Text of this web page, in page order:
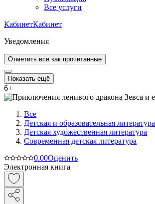
Все услуги
КабинетКабинет
Уведомления
Отметить все как прочитанные
Показать ещё
6+
Все
Детская и образовательная литература
Детская художественная литература
Современная детская литература
0.00Оценить
Электронная книга